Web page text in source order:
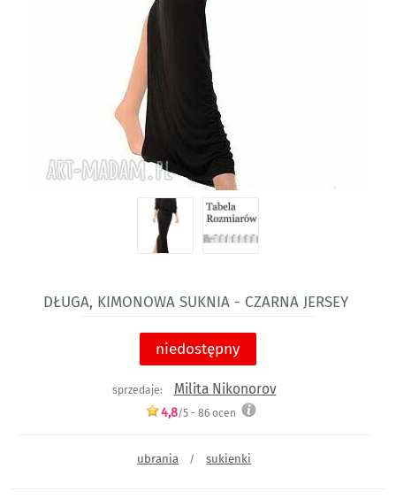
Długa, kimonowa suknia - Czarna jersey
niedostępny
sprzedaje: Milita Nikonorov
4,8/5 - 86 ocen
ubrania / sukienki